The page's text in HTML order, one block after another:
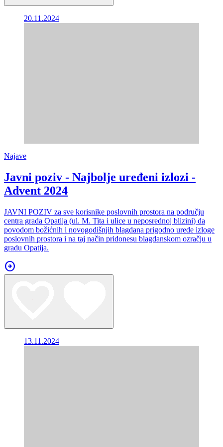
20.11.2024
Najave
Javni poziv - Najbolje uređeni izlozi -
Advent 2024
JAVNI POZIV za sve korisnike poslovnih prostora na području
centra grada Opatija (ul. M. Tita i ulice u neposrednoj blizini) da
povodom božićnih i novogodišnjih blagdana prigodno urede izloge
poslovnih prostora i na taj način pridonesu blagdanskom ozračju u
gradu Opatija.
arrow_circle_right
13.11.2024